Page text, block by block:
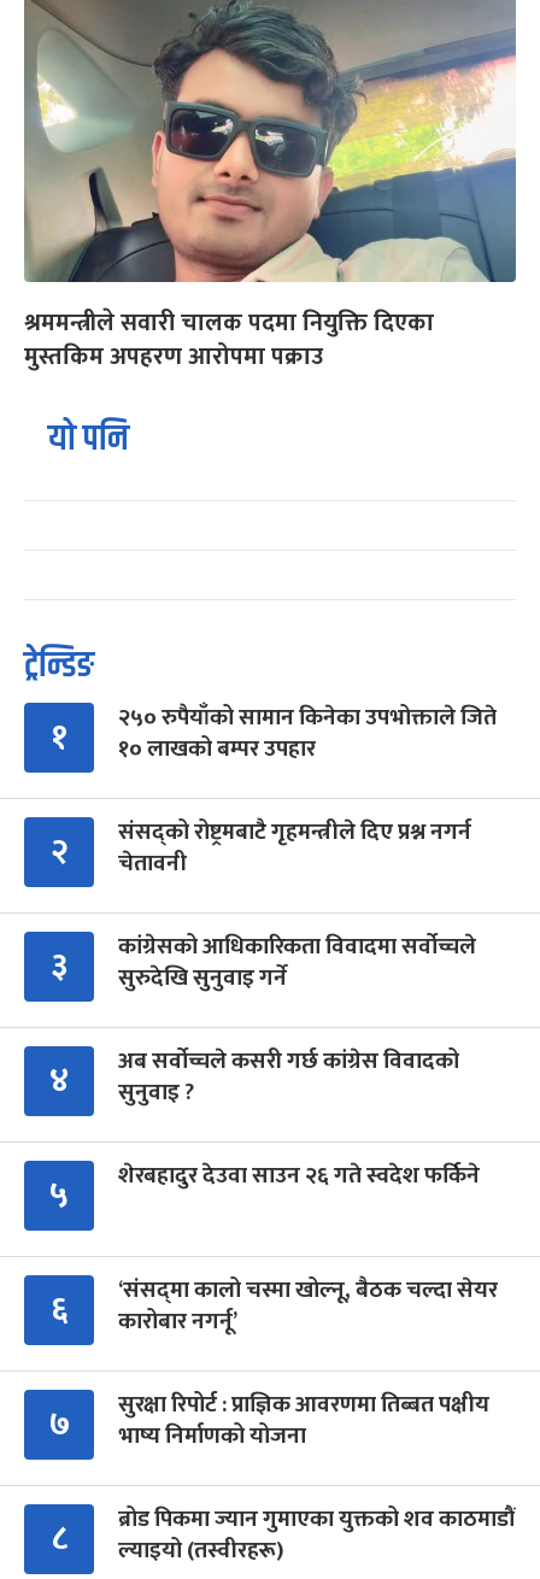
श्रममन्त्रीले सवारी चालक पदमा नियुक्ति दिएका
मुस्तकिम अपहरण आरोपमा पक्राउ
यो पनि
ट्रेन्डिङ
१
२५० रुपैयाँको सामान किनेका उपभोक्ताले जिते
१० लाखको बम्पर उपहार
२
संसद्को रोष्ट्रमबाटै गृहमन्त्रीले दिए प्रश्न नगर्न
चेतावनी
३
कांग्रेसको आधिकारिकता विवादमा सर्वोच्चले
सुरुदेखि सुनुवाइ गर्ने
४
अब सर्वोच्चले कसरी गर्छ कांग्रेस विवादको
सुनुवाइ ?
५ शेरबहादुर देउवा साउन २६ गते स्वदेश फर्किने
६
‘संसद्‍मा कालो चस्मा खोल्नू, बैठक चल्दा सेयर
कारोबार नगर्नू’
७
सुरक्षा रिपोर्ट : प्राज्ञिक आवरणमा तिब्बत पक्षीय
भाष्य निर्माणको योजना
८
ब्रोड पिकमा ज्यान गुमाएका युक्तको शव काठमाडौं
ल्याइयो (तस्वीरहरू)